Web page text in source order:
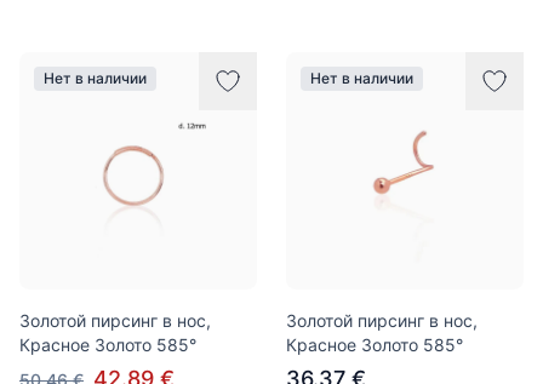
Нет в наличии
Золотой пирсинг в нос,
Красное Золото 585°
50.46 € 42.89 €
Нет в наличии
Золотой пирсинг в нос,
Красное Золото 585°
36.37 €